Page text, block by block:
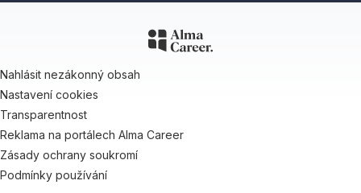
Nahlásit nezákonný obsah
Nastavení cookies
Transparentnost
Reklama na portálech Alma Career
Zásady ochrany soukromí
Podmínky používání